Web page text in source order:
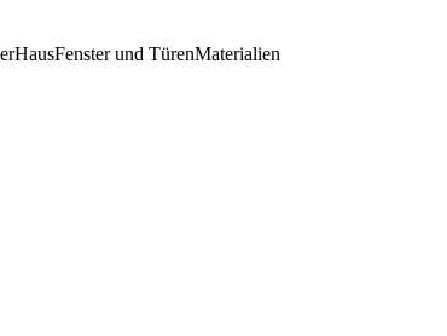
HausFenster und TürenMaterialien